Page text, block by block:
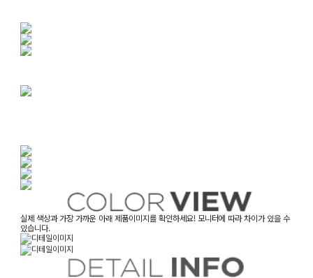
실제 색상과 가장 가까운 아래 제품이미지를 확인하세요! 모니터에 따라 차이가 있을 수
있습니다.